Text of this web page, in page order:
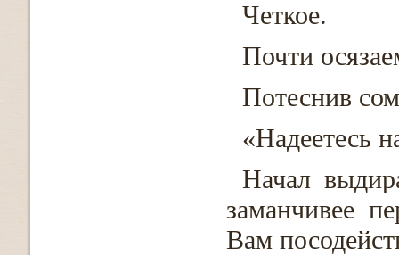
Четкое.
Почти
Потеснив
«Надеетесь
Начал
заманчивее
Вам